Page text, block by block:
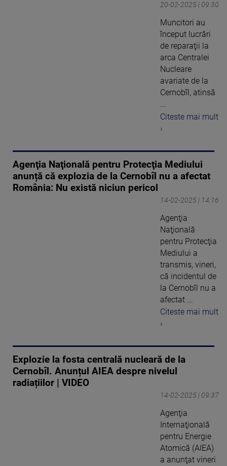
20-02-2025 | 09:30
Muncitori au
început lucrări
de reparaţii la
arca Centralei
Nucleare
avariate de la
Cernobîl, atinsă
...
Citeste mai mult
›
Agenţia Naţională pentru Protecţia Mediului
anunță că explozia de la Cernobîl nu a afectat
România: Nu există niciun pericol
14-02-2025 | 14:16
Agenţia
Naţională
pentru Protecţia
Mediului a
transmis, vineri,
că incidentul de
la Cernobîl nu a
afectat ...
Citeste mai mult
›
Explozie la fosta centrală nucleară de la
Cernobîl. Anunțul AIEA despre nivelul
radiațiilor | VIDEO
14-02-2025 | 09:37
Agenţia
Internaţională
pentru Energie
Atomică (AIEA)
a anunţat vineri